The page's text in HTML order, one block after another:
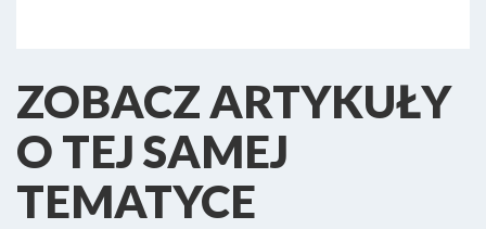
ZOBACZ ARTYKUŁY
O TEJ SAMEJ
TEMATYCE